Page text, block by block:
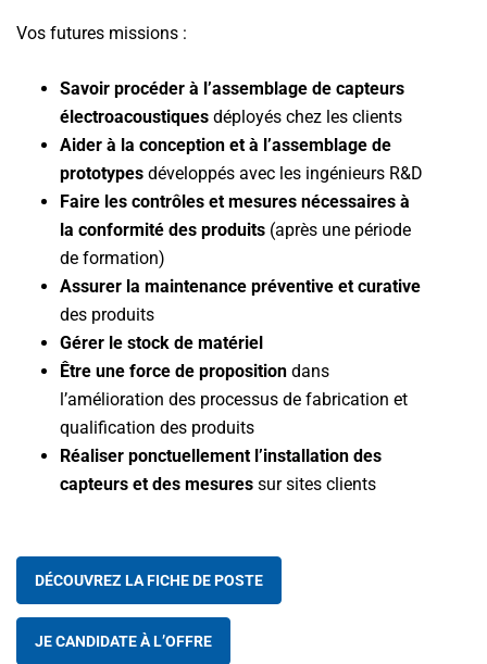
Vos futures missions :
Savoir procéder à l’assemblage de capteurs
électroacoustiques déployés chez les clients
Aider à la conception et à l’assemblage de
prototypes développés avec les ingénieurs R&D
Faire les contrôles et mesures nécessaires à
la conformité des produits (après une période
de formation)
Assurer la maintenance préventive et curative
des produits
Gérer le stock de matériel
Être une force de proposition dans
l’amélioration des processus de fabrication et
qualification des produits
Réaliser ponctuellement l’installation des
capteurs et des mesures sur sites clients
DÉCOUVREZ LA FICHE DE POSTE
JE CANDIDATE À L’OFFRE